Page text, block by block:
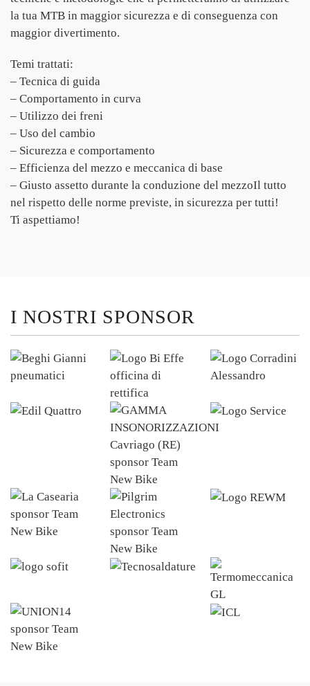
la tua MTB in maggior sicurezza e di conseguenza con
maggior divertimento.
Temi trattati:
– Tecnica di guida
– Comportamento in curva
– Utilizzo dei freni
– Uso del cambio
– Sicurezza e comportamento
– Efficienza del mezzo e meccanica di base
– Giusto assetto durante la conduzione del mezzoIl tutto
nel rispetto delle norme previste, in sicurezza per tutti!
Ti aspettiamo!
I NOSTRI SPONSOR